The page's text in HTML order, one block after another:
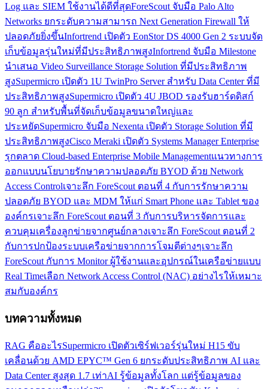
Log และ SIEM ใช้งานได้ดีที่สุดForeScout จับมือ Palo Alto
Networks ยกระดับความสามารถ Next Generation Firewall ให้
ปลอดภัยยิ่งขึ้นInfortrend เปิดตัว EonStor DS 4000 Gen 2 ระบบจัด
เก็บข้อมูลรุ่นใหม่ที่มีประสิทธิภาพสูงInfortrend จับมือ Milestone
นำเสนอ Video Surveillance Storage Solution ที่มีประสิทธิภาพ
สูงSupermicro เปิดตัว 1U TwinPro Server สำหรับ Data Center ที่มี
ประสิทธิภาพสูงSupermicro เปิดตัว 4U JBOD รองรับฮาร์ดดิสก์
90 ลูก สำหรับพื้นที่จัดเก็บข้อมูลขนาดใหญ่และ
ประหยัดSupermicro จับมือ Nexenta เปิดตัว Storage Solution ที่มี
ประสิทธิภาพสูงCisco Meraki เปิดตัว Systems Manager Enterprise
รุกตลาด Cloud-based Enterprise Mobile Managementแนวทางการ
ออกแบบนโยบายรักษาความปลอดภัย BYOD ด้วย Network
Access Controlเจาะลึก ForeScout ตอนที่ 4 กับการรักษาความ
ปลอดภัย BYOD และ MDM ให้แก่ Smart Phone และ Tablet ของ
องค์กรเจาะลึก ForeScout ตอนที่ 3 กับการบริหารจัดการและ
ควบคุมเครื่องลูกข่ายจากศูนย์กลางเจาะลึก ForeScout ตอนที่ 2
กับการปกป้องระบบเครือข่ายจากการโจมตีต่างๆเจาะลึก
ForeScout กับการ Monitor ผู้ใช้งานและอุปกรณ์ในเครือข่ายแบบ
Real Timeเลือก Network Access Control (NAC) อย่างไรให้เหมาะ
สมกับองค์กร
บทความทั้งหมด
RAG คืออะไรSupermicro เปิดตัวเซิร์ฟเวอร์รุ่นใหม่ H15 ขับ
เคลื่อนด้วย AMD EPYC™ Gen 6 ยกระดับประสิทธิภาพ AI และ
Data Center สูงสุด 1.7 เท่าAI รู้ข้อมูลทั้งโลก แต่รู้ข้อมูลของ